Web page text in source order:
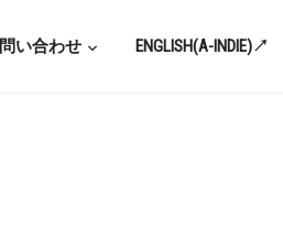
問い合わせ ENGLISH(A-INDIE)↗